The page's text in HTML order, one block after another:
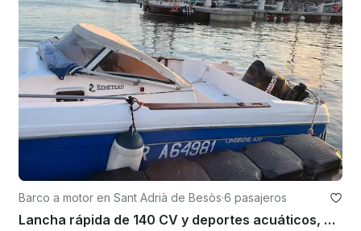
Barco a motor en Sant Adrià de Besòs·6 pasajeros
Lancha rápida de 140 CV y deportes acuáticos, esquí, vela, tubo, florete. Lecciones e iniciaciones